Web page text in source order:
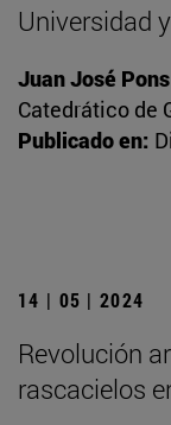
Universidad
Juan José Pons
Catedrático de
Publicado en:
14 | 05 | 2024
Revolución
rascacielos